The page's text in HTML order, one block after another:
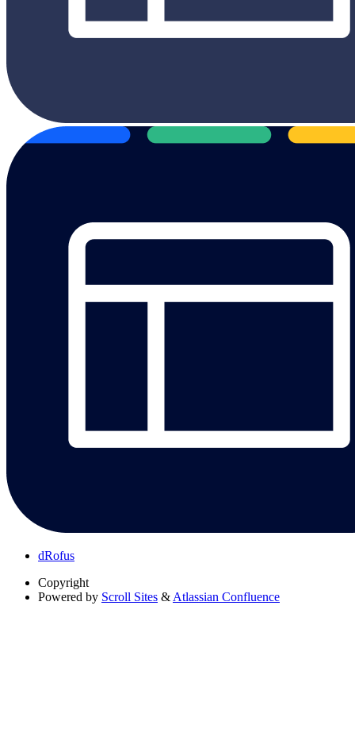
dRofus
Copyright
Powered by Scroll Sites & Atlassian Confluence